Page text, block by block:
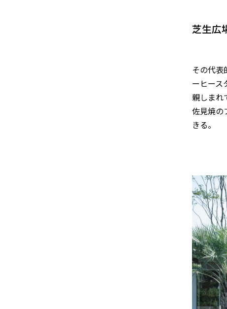
芝生広
その代表
ーヒース
親しまれ
佐見焼の
きる。